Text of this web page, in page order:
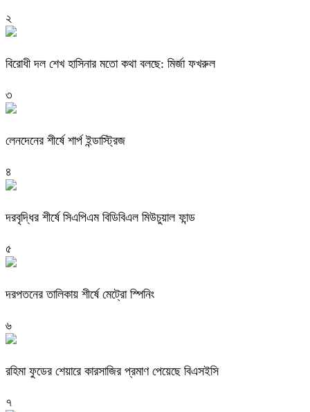
২
বিরোধী দল শেখ হাসিনার মতো কথা বলছে: মির্জা ফখরুল
৩
লেনদেনের শীর্ষে শার্প ইন্ডাস্ট্রিজ
৪
দরবৃদ্ধির শীর্ষে সিএপিএম বিডিবিএল মিউচুয়াল ফান্ড
৫
দরপতনের তালিকায় শীর্ষে মেট্রো স্পিনিং
৬
রহিমা ফুডের শেয়ারে কারসাজির প্রমাণ পেয়েছে বিএসইসি
৭